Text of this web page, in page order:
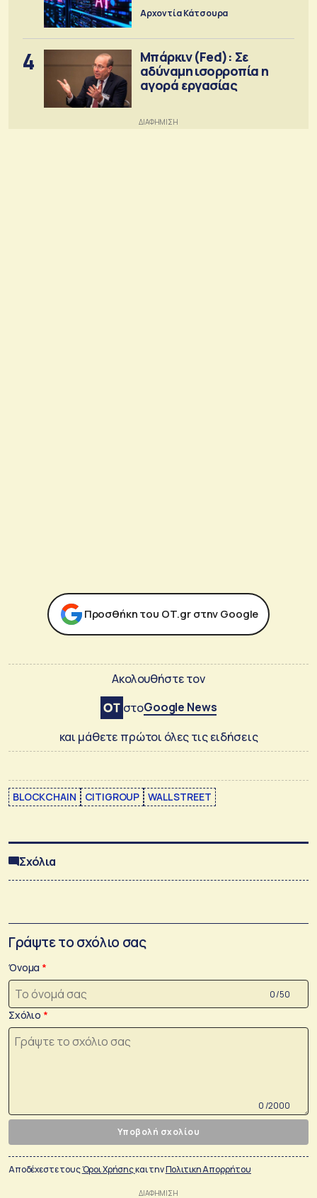
Αρχοντία Κάτσουρα
4
Μπάρκιν (Fed): Σε
αδύναμη ισορροπία η
αγορά εργασίας
Προσθήκη του ΟΤ.gr στην Google
Ακολουθήστε τον
στοGoogle News
και μάθετε πρώτοι όλες τις ειδήσεις
BLOCKCHAIN CITIGROUP WALL STREET
Σχόλια
Γράψτε το σχόλιο σας
Όνομα
0 /50
Σχόλιο
0 /2000
Υποβολή σχολίου
Αποδέχεστε τουςΌροι Χρήσηςκαι τηνΠολιτικη Απορρήτου